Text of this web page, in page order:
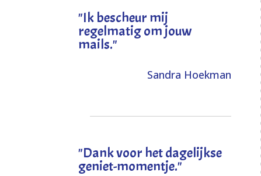
"Ik bescheur mij
regelmatig om jouw
mails."
Sandra Hoekman
"Dank voor het dagelijkse
geniet-momentje."